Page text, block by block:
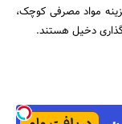
مواد مصرفی کوچک،
دخیل هستند.